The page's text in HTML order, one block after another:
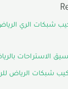
شبكات الري
الاستراحات
شبكات الرياض